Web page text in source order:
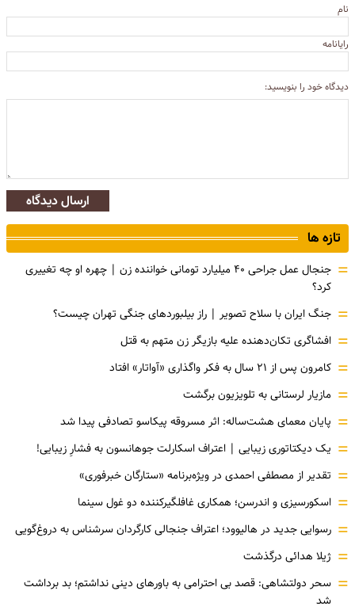
نام
رایانامه
دیدگاه خود را بنویسید:
ارسال دیدگاه
تازه ها
=
جنجال عمل جراحی ۴۰ میلیارد تومانی خواننده زن | چهره او چه تغییری
کرد؟
= جنگ ایران با سلاح تصویر | راز بیلبوردهای جنگی تهران چیست؟
= افشاگری‌ تکان‌دهنده علیه بازیگر زن متهم به قتل
= کامرون پس از ۲۱ سال به فکر واگذاری «آواتار» افتاد
= مازیار لرستانی به تلویزیون برگشت
= پایان معمای هشت‌ساله: اثر مسروقه پیکاسو تصادفی پیدا شد
= یک دیکتاتوری زیبایی | اعتراف اسکارلت جوهانسون به فشارِ زیبایی!
= تقدیر از مصطفی احمدی در ویژه‌برنامه «ستارگان خبرفوری»
= اسکورسیزی و اندرسن؛ همکاری غافلگیرکننده دو غول سینما
= رسوایی جدید در هالیوود؛ اعتراف جنجالی کارگردان سرشناس به دروغ‌گویی
= ژیلا هدائی درگذشت
= سحر دولتشاهی: قصد بی احترامی به باورهای دینی نداشتم؛ بد برداشت
شد